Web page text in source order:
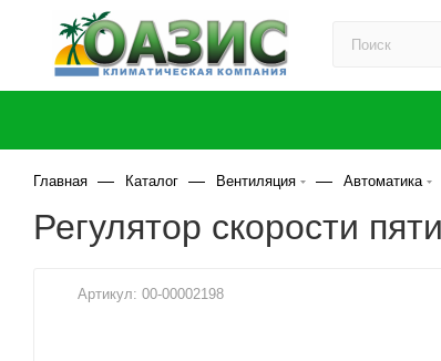
Главная — Каталог — Вентиляция — Автоматика
Регулятор скорости
Артикул: 00-00002198